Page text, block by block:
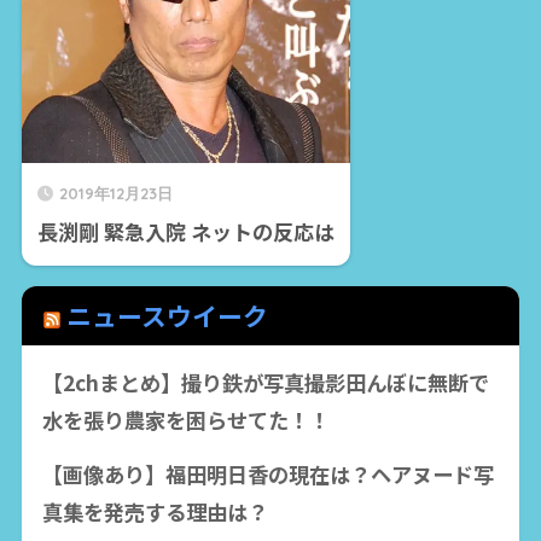
2019年12月23日
長渕剛 緊急入院 ネットの反応は
ニュースウイーク
【2chまとめ】撮り鉄が写真撮影田んぼに無断で
水を張り農家を困らせてた！！
【画像あり】福田明日香の現在は？ヘアヌード写
真集を発売する理由は？